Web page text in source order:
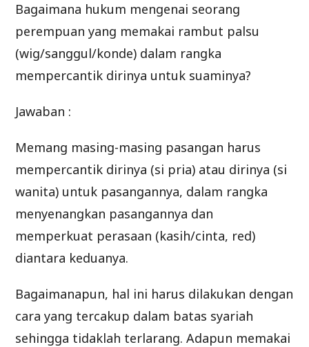
Bagaimana hukum mengenai seorang
perempuan yang memakai rambut palsu
(wig/sanggul/konde) dalam rangka
mempercantik dirinya untuk suaminya?
Jawaban :
Memang masing-masing pasangan harus
mempercantik dirinya (si pria) atau dirinya (si
wanita) untuk pasangannya, dalam rangka
menyenangkan pasangannya dan
memperkuat perasaan (kasih/cinta, red)
diantara keduanya.
Bagaimanapun, hal ini harus dilakukan dengan
cara yang tercakup dalam batas syariah
sehingga tidaklah terlarang. Adapun memakai